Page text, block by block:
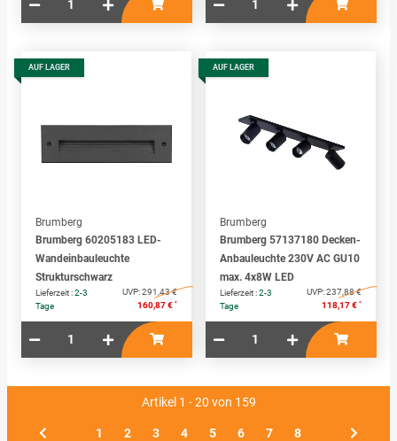
AUF LAGER
Brumberg
Brumberg 60205183 LED-
Wandeinbauleuchte
Strukturschwarz
Lieferzeit :2-3
Tage
UVP:291,43 €
160,87 € *
AUF LAGER
Brumberg
Brumberg 57137180 Decken-
Anbauleuchte 230V AC GU10
max. 4x8W LED
Lieferzeit :2-3
Tage
UVP:237,88 €
118,17 € *
Artikel 1 - 20 von 159
1 2 3 4 5 6 7 8